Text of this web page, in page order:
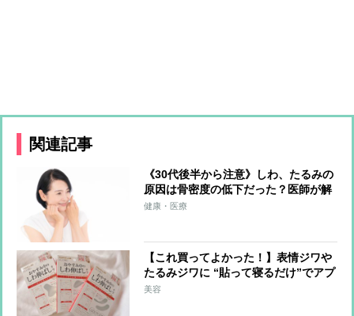
関連記事
《30代後半から注意》しわ、たるみの
原因は骨密度の低下だった？医師が解
説する「骨と美容」の関係
健康・医療
【これ買ってよかった！】表情ジワや
たるみジワに “貼って寝るだけ”でアプ
ローチ！「シワ伸ばしテープ」の“実
美容